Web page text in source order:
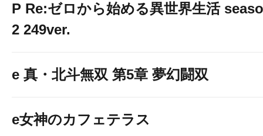
P Re:ゼロから始める異世界生活
2 249ver.
e 真・北斗無双 第5章 夢幻闘双
e女神のカフェテラス